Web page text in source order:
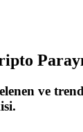
hizmeti
ve